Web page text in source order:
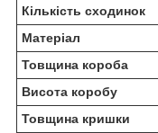
Кількість сходинок
Матеріал
Товщина короба
Висота коробу
Товщина кришки